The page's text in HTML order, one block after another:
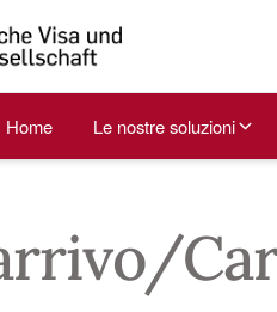
Home Le nostre soluzioni